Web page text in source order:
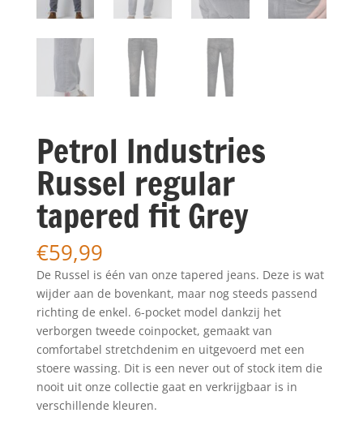
Petrol Industries
Russel regular
tapered fit Grey
€59,99
De Russel is één van onze tapered jeans. Deze is wat
wijder aan de bovenkant, maar nog steeds passend
richting de enkel. 6-pocket model dankzij het
verborgen tweede coinpocket, gemaakt van
comfortabel stretchdenim en uitgevoerd met een
stoere wassing. Dit is een never out of stock item die
nooit uit onze collectie gaat en verkrijgbaar is in
verschillende kleuren.